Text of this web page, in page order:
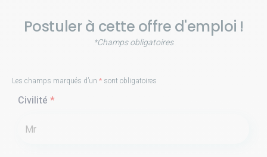
Postuler à cette offre d'emploi !
*Champs obligatoires
Les champs marqués d’un * sont obligatoires
Civilité *